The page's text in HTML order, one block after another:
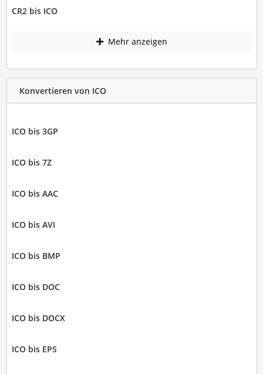
CR2 bis ICO
Mehr anzeigen
Konvertieren von ICO
ICO bis 3GP
ICO bis 7Z
ICO bis AAC
ICO bis AVI
ICO bis BMP
ICO bis DOC
ICO bis DOCX
ICO bis EPS